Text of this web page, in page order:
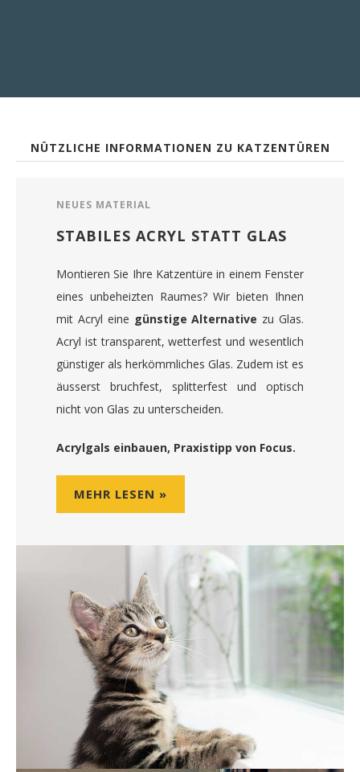
NÜTZLICHE INFORMATIONEN ZU KATZENTÜREN
NEUES MATERIAL
STABILES ACRYL STATT GLAS
Montieren Sie Ihre Katzentüre in einem Fenster
eines unbeheizten Raumes? Wir bieten Ihnen
mit Acryl eine günstige Alternative zu Glas.
Acryl ist transparent, wetterfest und wesentlich
günstiger als herkömmliches Glas. Zudem ist es
äusserst bruchfest, splitterfest und optisch
nicht von Glas zu unterscheiden.
Acrylgals einbauen, Praxistipp von Focus.
MEHR LESEN »